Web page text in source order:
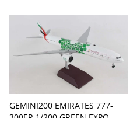
GEMINI200 EMIRATES 777-